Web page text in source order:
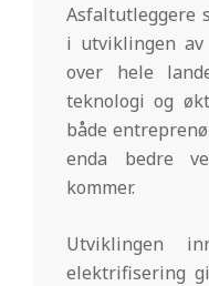
Asfaltutleggere
i utviklingen
over hele
teknologi og
både
enda bedre
kommer.
Utviklingen
elektrifisering